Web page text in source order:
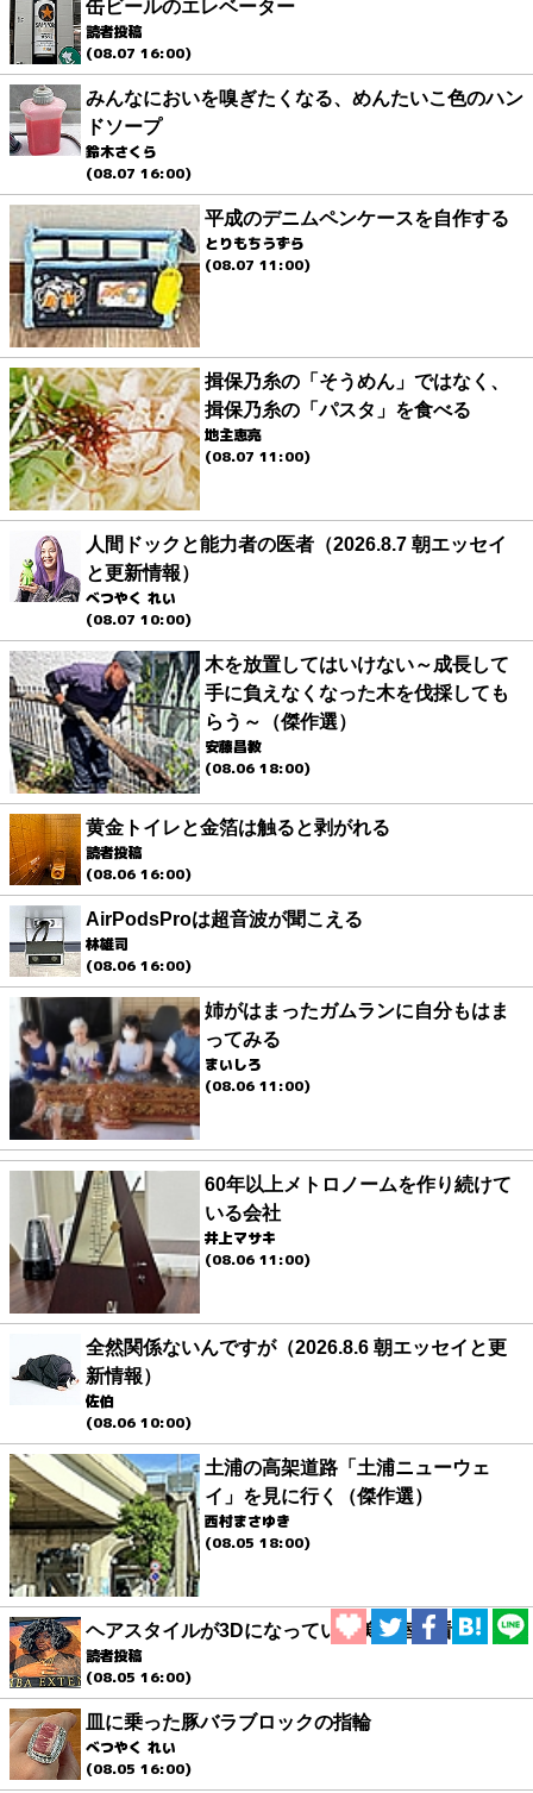
缶ビールのエレベーター
読者投稿
(08.07 16:00)
みんなにおいを嗅ぎたくなる、めんたいこ色のハン
ドソープ
鈴木さくら
(08.07 16:00)
平成のデニムペンケースを自作する
とりもちうずら
(08.07 11:00)
揖保乃糸の「そうめん」ではなく、
揖保乃糸の「パスタ」を食べる
地主恵亮
(08.07 11:00)
人間ドックと能力者の医者（2026.8.7 朝エッセイ
と更新情報）
べつやく れい
(08.07 10:00)
木を放置してはいけない～成長して
手に負えなくなった木を伐採しても
らう～（傑作選）
安藤昌教
(08.06 18:00)
黄金トイレと金箔は触ると剥がれる
読者投稿
(08.06 16:00)
AirPodsProは超音波が聞こえる
林雄司
(08.06 16:00)
姉がはまったガムランに自分もはま
ってみる
まいしろ
(08.06 11:00)
60年以上メトロノームを作り続けて
いる会社
井上マサキ
(08.06 11:00)
全然関係ないんですが（2026.8.6 朝エッセイと更
新情報）
佐伯
(08.06 10:00)
土浦の高架道路「土浦ニューウェ
イ」を見に行く（傑作選）
西村まさゆき
(08.05 18:00)
ヘアスタイルが3Dになっている美容室の看板
読者投稿
(08.05 16:00)
皿に乗った豚バラブロックの指輪
べつやく れい
(08.05 16:00)